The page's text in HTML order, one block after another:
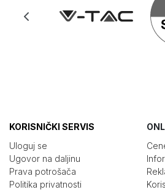
KORISNIČKI SERVIS
Uloguj se
Ugovor na daljinu
Prava potrošača
Politika privatnosti